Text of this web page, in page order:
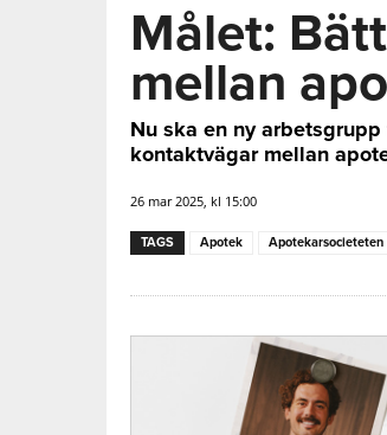
Målet:
mellan
Nu ska en ny
kontaktvägar mellan
26 mar 2025, kl 15:00
TAGS Apotek Apotekarsocieteten